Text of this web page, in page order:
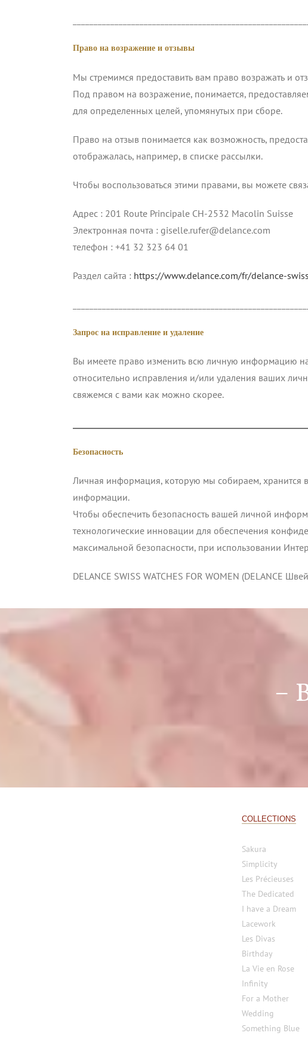
Право на возражение и отзывы
Мы стремимся предоставить вам право возражать и
Под правом на возражение, понимается,
для определенных целей, упомянутых при сборе.
Право на отзыв понимается как возможность,
отображалась, например, в списке рассылки.
Чтобы воспользоваться этими правами, вы можете
Адрес : 201 Route Principale CH-2532 Macolin Suisse
Электронная почта : giselle.rufer@delance.com
телефон : +41 32 323 64 01
Раздел сайта : https://www.delance.com/fr/delance-
Запрос на исправление и удаление
Вы имеете право изменить всю личную информацию
относительно исправления и/или удаления ваших
свяжемся с вами как можно скорее.
Безопасность
Личная информация, которую мы собираем, хранится
информации.
Чтобы обеспечить безопасность вашей личной
технологические инновации для обеспечения
максимальной безопасности, при использовании
DELANCE SWISS WATCHES FOR WOMEN (DELANCE
–
COLLECTIONS
Sakura
Simplicity
Les Précieuses
The Dedicated
I have a Dream
Lacework
Les Divas
Birthday
La Vie en Rose
Infinity
For a Mother
Wedding
Something Blue